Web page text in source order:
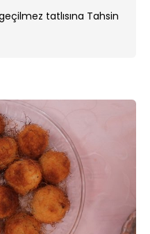
tatlısına Tahsin